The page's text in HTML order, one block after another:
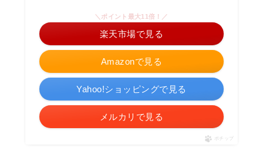
Amazonで見る
＼ポイント最大11倍！／
楽天市場で見る
Yahoo!ショッピングで見る
メルカリで見る
ポチップ